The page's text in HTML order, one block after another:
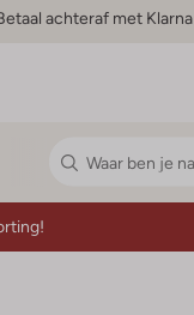
achteraf met Klarna